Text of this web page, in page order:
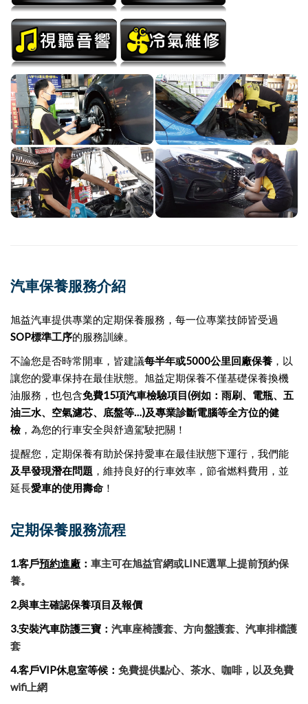
汽車保養服務介紹
旭益汽車提供專業的定期保養服務，每一位專業技師皆受過
SOP標準工序的服務訓練。
不論您是否時常開車，皆建議每半年或5000公里回廠保養 ，以
讓您的愛車保持在最佳狀態。 旭益定期保養不僅基礎保養換機
油服務，也包含免費15項汽車檢驗項目(例如：雨刷、電瓶、五
油三水、空氣濾芯、底盤等…)及專業診斷電腦等全方位的健
檢，為您的行車安全與舒適駕駛把關！
提醒您，定期保養有助於保持愛車在最佳狀態下運行，我們能
及早發現潛在問題 ，維持良好的行車效率，節省燃料費用，並
延長愛車的使用壽命 ！
定期保養服務流程
1.客戶預約進廠 ： 車主可在旭益官網或LINE選單上提前預約保
養。
2.與車主確認保養項目及報價
3.安裝汽車防護三寶： 汽車座椅護套、方向盤護套、汽車排檔護
套
4.客戶VIP休息室等候： 免費提供點心、茶水、咖啡，以及免費
wifi上網